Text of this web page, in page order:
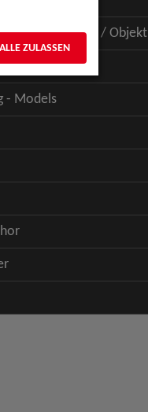
- Figur / Puppe / Objekt
- Talents
- Models
ALLE ZULASSEN